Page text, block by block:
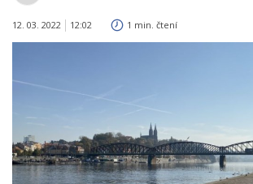
12. 03. 2022 12:02 1 min. čtení